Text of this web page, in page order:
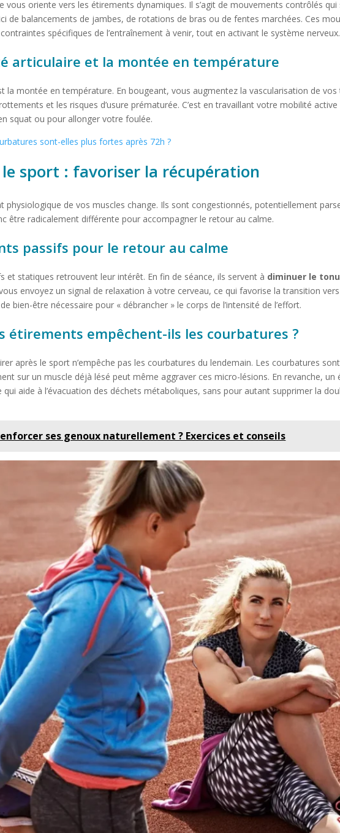
oriente vers les étirements dynamiques. Il s’agit de mouvements contrôlés
de balancements de jambes, de rotations de bras ou de fentes marchées. Ces
spécifiques de l’entraînement à venir, tout en activant le système nerveux.
articulaire et la montée en température
la montée en température. En bougeant, vous augmentez la vascularisation de
et les risques d’usure prématurée. C’est en travaillant votre mobilité
squat ou pour allonger votre foulée.
sont-elles plus fortes après 72h ?
sport : favoriser la récupération
physiologique de vos muscles change. Ils sont congestionnés, potentiellement
être radicalement différente pour accompagner le retour au calme.
passifs pour le retour au calme
et statiques retrouvent leur intérêt. En fin de séance, ils servent à diminuer le
envoyez un signal de relaxation à votre cerveau, ce qui favorise la transition
bien-être nécessaire pour « débrancher » le corps de l’intensité de l’effort.
étirements empêchent-ils les courbatures ?
après le sport n’empêche pas les courbatures du lendemain. Les courbatures
sur un muscle déjà lésé peut même aggraver ces micro-lésions. En revanche,
qui aide à l’évacuation des déchets métaboliques, sans pour autant supprimer la
ses genoux naturellement ? Exercices et conseils